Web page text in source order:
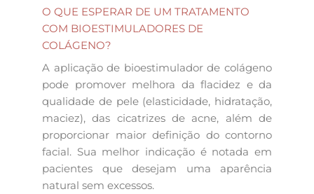
O QUE ESPERAR DE UM TRATAMENTO
COM BIOESTIMULADORES DE
COLÁGENO?
A aplicação de bioestimulador de colágeno
pode promover melhora da flacidez e da
qualidade de pele (elasticidade, hidratação,
maciez), das cicatrizes de acne, além de
proporcionar maior definição do contorno
facial. Sua melhor indicação é notada em
pacientes que desejam uma aparência
natural sem excessos.